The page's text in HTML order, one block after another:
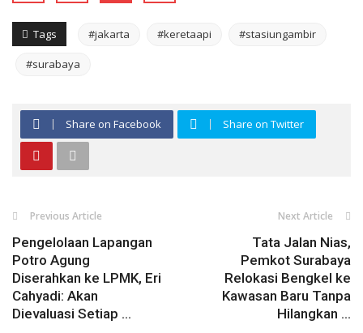
Tags #jakarta #keretaapi #stasiungambir
#surabaya
Share on Facebook Share on Twitter
Previous Article
Pengelolaan Lapangan
Potro Agung
Diserahkan ke LPMK, Eri
Cahyadi: Akan
Dievaluasi Setiap ...
Next Article
Tata Jalan Nias,
Pemkot Surabaya
Relokasi Bengkel ke
Kawasan Baru Tanpa
Hilangkan ...